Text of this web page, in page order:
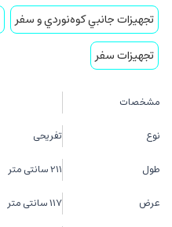
تجهيزات جانبي کوه‌نوردي و سفر
تجهیزات سفر
مشخصات
نوع تفریحی
طول 211 سانتی متر
عرض 117 سانتی متر